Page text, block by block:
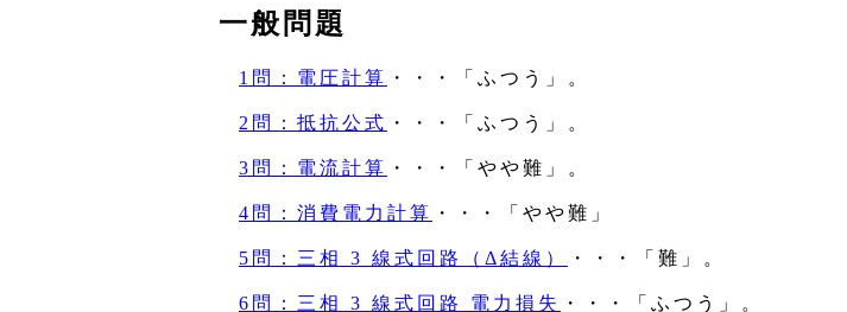
一般問題
1問：電圧計算 ・・・「ふつう」。
2問：抵抗公式 ・・・「ふつう」。
3問：電流計算 ・・・「やや難」。
4問：消費電力計算 ・・・「やや難」
5問：三相 3 線式回路（Δ結線） ・・・「難」。
6問：三相 3 線式回路 電力損失 ・・・「ふつう」。